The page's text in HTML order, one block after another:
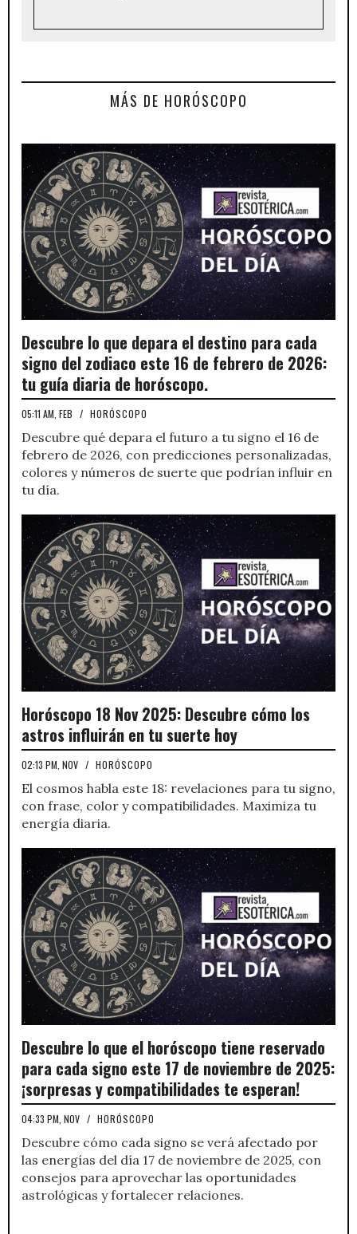
MÁS DE HORÓSCOPO
Descubre lo que depara el destino para cada
signo del zodiaco este 16 de febrero de 2026:
tu guía diaria de horóscopo.
05:11 AM, FEB / HORÓSCOPO
Descubre qué depara el futuro a tu signo el 16 de
febrero de 2026, con predicciones personalizadas,
colores y números de suerte que podrían influir en
tu día.
Horóscopo 18 Nov 2025: Descubre cómo los
astros influirán en tu suerte hoy
02:13 PM, NOV / HORÓSCOPO
El cosmos habla este 18: revelaciones para tu signo,
con frase, color y compatibilidades. Maximiza tu
energía diaria.
Descubre lo que el horóscopo tiene reservado
para cada signo este 17 de noviembre de 2025:
¡sorpresas y compatibilidades te esperan!
04:33 PM, NOV / HORÓSCOPO
Descubre cómo cada signo se verá afectado por
las energías del día 17 de noviembre de 2025, con
consejos para aprovechar las oportunidades
astrológicas y fortalecer relaciones.